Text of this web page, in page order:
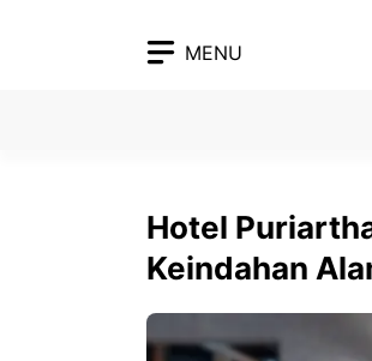
MENU
Hotel
Keindahan